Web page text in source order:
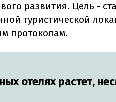
развития. Цель -
туристической
протоколам.
отелях растет,